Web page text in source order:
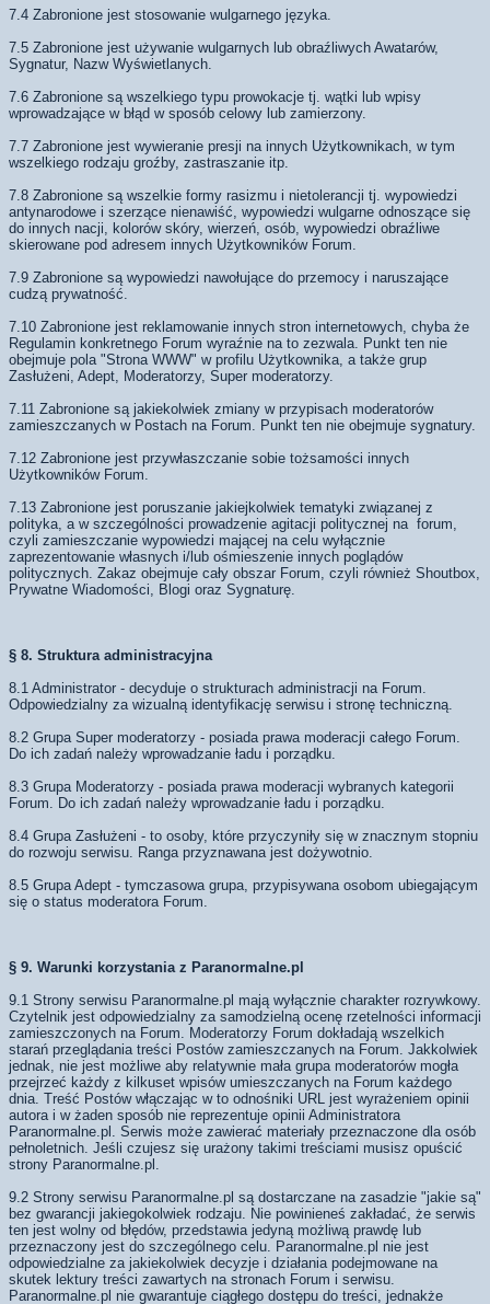
7.4 Zabronione jest stosowanie wulgarnego języka.
7.5 Zabronione jest używanie wulgarnych lub obraźliwych Awatarów,
Sygnatur, Nazw Wyświetlanych.
7.6 Zabronione są wszelkiego typu prowokacje tj. wątki lub wpisy
wprowadzające w błąd w sposób celowy lub zamierzony.
7.7 Zabronione jest wywieranie presji na innych Użytkownikach, w tym
wszelkiego rodzaju groźby, zastraszanie itp.
7.8 Zabronione są wszelkie formy rasizmu i nietolerancji tj. wypowiedzi
antynarodowe i szerzące nienawiść, wypowiedzi wulgarne odnoszące się
do innych nacji, kolorów skóry, wierzeń, osób, wypowiedzi obraźliwe
skierowane pod adresem innych Użytkowników Forum.
7.9 Zabronione są wypowiedzi nawołujące do przemocy i naruszające
cudzą prywatność.
7.10 Zabronione jest reklamowanie innych stron internetowych, chyba że
Regulamin konkretnego Forum wyraźnie na to zezwala. Punkt ten nie
obejmuje pola "Strona WWW" w profilu Użytkownika, a także grup
Zasłużeni, Adept, Moderatorzy, Super moderatorzy.
7.11 Zabronione są jakiekolwiek zmiany w przypisach moderatorów
zamieszczanych w Postach na Forum. Punkt ten nie obejmuje sygnatury.
7.12 Zabronione jest przywłaszczanie sobie tożsamości innych
Użytkowników Forum.
7.13 Zabronione jest poruszanie jakiejkolwiek tematyki związanej z
polityka, a w szczególności prowadzenie agitacji politycznej na forum,
czyli zamieszczanie wypowiedzi mającej na celu wyłącznie
zaprezentowanie własnych i/lub ośmieszenie innych poglądów
politycznych. Zakaz obejmuje cały obszar Forum, czyli również Shoutbox,
Prywatne Wiadomości, Blogi oraz Sygnaturę.
§ 8. Struktura administracyjna
8.1 Administrator - decyduje o strukturach administracji na Forum.
Odpowiedzialny za wizualną identyfikację serwisu i stronę techniczną.
8.2 Grupa Super moderatorzy - posiada prawa moderacji całego Forum.
Do ich zadań należy wprowadzanie ładu i porządku.
8.3 Grupa Moderatorzy - posiada prawa moderacji wybranych kategorii
Forum. Do ich zadań należy wprowadzanie ładu i porządku.
8.4 Grupa Zasłużeni - to osoby, które przyczyniły się w znacznym stopniu
do rozwoju serwisu. Ranga przyznawana jest dożywotnio.
8.5 Grupa Adept - tymczasowa grupa, przypisywana osobom ubiegającym
się o status moderatora Forum.
§ 9. Warunki korzystania z Paranormalne.pl
9.1 Strony serwisu Paranormalne.pl mają wyłącznie charakter rozrywkowy.
Czytelnik jest odpowiedzialny za samodzielną ocenę rzetelności informacji
zamieszczonych na Forum. Moderatorzy Forum dokładają wszelkich
starań przeglądania treści Postów zamieszczanych na Forum. Jakkolwiek
jednak, nie jest możliwe aby relatywnie mała grupa moderatorów mogła
przejrzeć każdy z kilkuset wpisów umieszczanych na Forum każdego
dnia. Treść Postów włączając w to odnośniki URL jest wyrażeniem opinii
autora i w żaden sposób nie reprezentuje opinii Administratora
Paranormalne.pl. Serwis może zawierać materiały przeznaczone dla osób
pełnoletnich. Jeśli czujesz się urażony takimi treściami musisz opuścić
strony Paranormalne.pl.
9.2 Strony serwisu Paranormalne.pl są dostarczane na zasadzie "jakie są"
bez gwarancji jakiegokolwiek rodzaju. Nie powinieneś zakładać, że serwis
ten jest wolny od błędów, przedstawia jedyną możliwą prawdę lub
przeznaczony jest do szczególnego celu. Paranormalne.pl nie jest
odpowiedzialne za jakiekolwiek decyzje i działania podejmowane na
skutek lektury treści zawartych na stronach Forum i serwisu.
Paranormalne.pl nie gwarantuje ciągłego dostępu do treści, jednakże